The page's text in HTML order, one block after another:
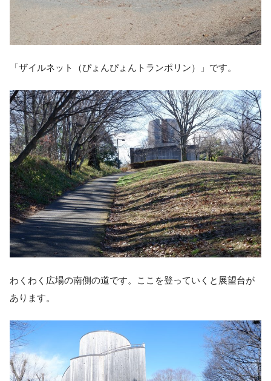
「ザイルネット（ぴょんぴょんトランポリン）」です。
わくわく広場の南側の道です。ここを登っていくと展望台が
あります。